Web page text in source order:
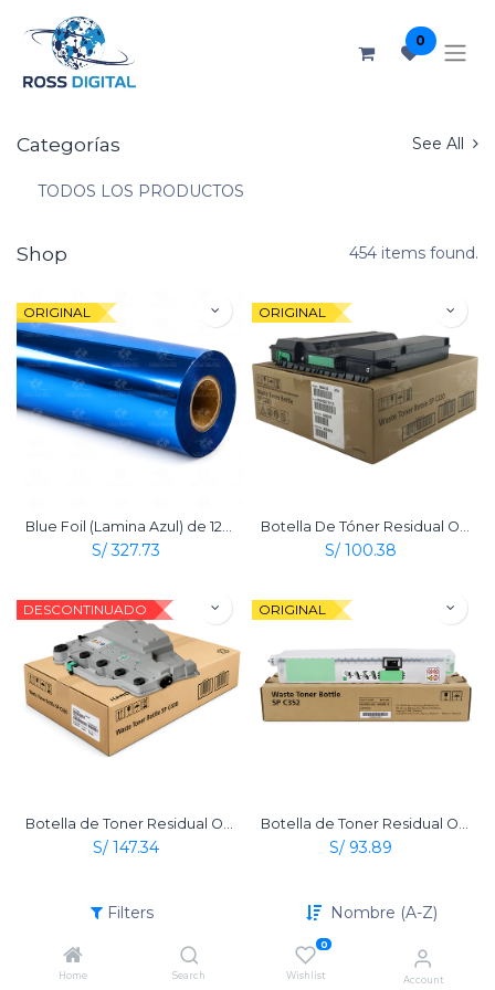
Filters Nombre (A-Z)
Home Search
0
Wishlist Account
0
Categorías See All
TODOS LOS PRODUCTOS
Shop 454 items found.
ORIGINAL
S/327.73
ORIGINAL
S/ 100.38
DESCONTINUADO
S/ 147.34
ORIGINAL
S/ 93.89
ORIGINAL